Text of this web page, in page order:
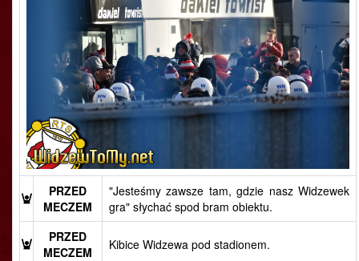
PRZED
MECZEM
"Jesteśmy zawsze tam, gdzie nasz Widzewek
gra" słychać spod bram obiektu.
PRZED
MECZEM
Kibice Widzewa pod stadionem.